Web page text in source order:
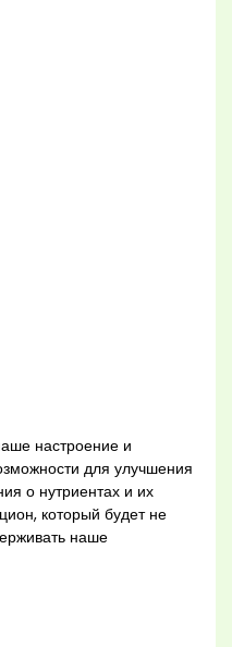
настроение и
для улучшения
о нутриентах и их
который будет не
наше